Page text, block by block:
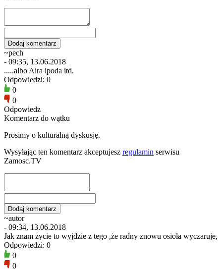
~pech
- 09:35, 13.06.2018
.....albo Aira ipoda itd.
Odpowiedzi: 0
0
0
Odpowiedz
Komentarz do wątku
Prosimy o kulturalną dyskusję.
Wysyłając ten komentarz akceptujesz regulamin serwisu
Zamosc.TV
~autor
- 09:34, 13.06.2018
Jak znam życie to wyjdzie z tego ,że radny znowu osioła wyczaruje,
Odpowiedzi: 0
0
0